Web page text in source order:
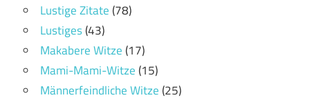
Lustige Zitate(78)
Lustiges(43)
Makabere Witze(17)
Mami-Mami-Witze(15)
Männerfeindliche Witze(25)